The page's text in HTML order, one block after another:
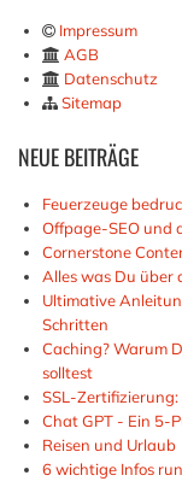
Impressum
AGB
Datenschutz
Sitemap
NEUEBEITRÄGE
Feuerzeuge
Offpage-SEO und
Cornerstone
Alles was Du über
Ultimative
Schritten
Caching? Warum
solltest
SSL-
Chat GPT - Ein 5-
Reisen und Urlaub
6 wichtige Infos